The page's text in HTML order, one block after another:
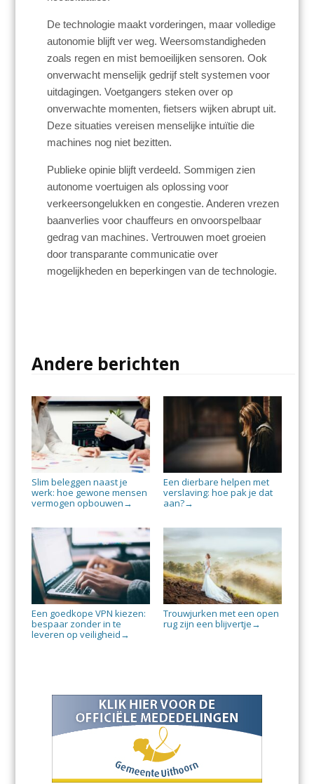
De technologie maakt vorderingen, maar volledige
autonomie blijft ver weg. Weersomstandigheden
zoals regen en mist bemoeilijken sensoren. Ook
onverwacht menselijk gedrijf stelt systemen voor
uitdagingen. Voetgangers steken over op
onverwachte momenten, fietsers wijken abrupt uit.
Deze situaties vereisen menselijke intuïtie die
machines nog niet bezitten.
Publieke opinie blijft verdeeld. Sommigen zien
autonome voertuigen als oplossing voor
verkeersongelukken en congestie. Anderen vrezen
baanverlies voor chauffeurs en onvoorspelbaar
gedrag van machines. Vertrouwen moet groeien
door transparante communicatie over
mogelijkheden en beperkingen van de technologie.
Andere berichten
Slim beleggen naast je
werk: hoe gewone mensen
vermogen opbouwen →
Een dierbare helpen met
verslaving: hoe pak je dat
aan?→
Een goedkope VPN kiezen:
bespaar zonder in te
leveren op veiligheid →
Trouwjurken met een open
rug zijn een blijvertje →